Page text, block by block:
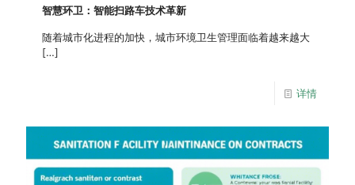
智慧环卫：智能扫路车技术革新
随着城市化进程的加快，城市环境卫生管理面临着越来越大
[…]
详情